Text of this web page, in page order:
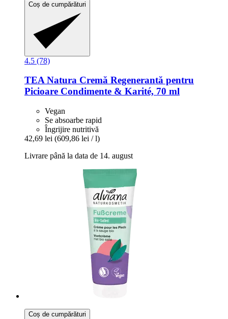
Coș de cumpărături
4.5 (78)
TEA Natura Cremă Regenerantă pentru
Picioare Condimente & Karité, 70 ml
Vegan
Se absoarbe rapid
Îngrijire nutritivă
42,69 lei (609,86 lei / l)
Livrare până la data de 14. august
Coș de cumpărături